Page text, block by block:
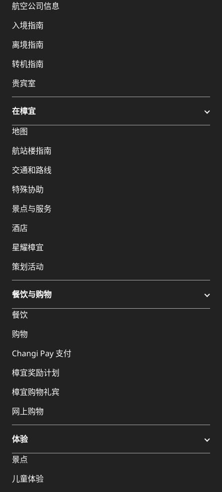
航空公司信息
入境指南
离境指南
转机指南
贵宾室
在樟宜
地图
航站楼指南
交通和路线
特殊协助
景点与服务
酒店
星耀樟宜
策划活动
餐饮与购物
餐饮
购物
Changi Pay 支付
樟宜奖励计划
樟宜购物礼宾
网上购物
体验
景点
儿童体验